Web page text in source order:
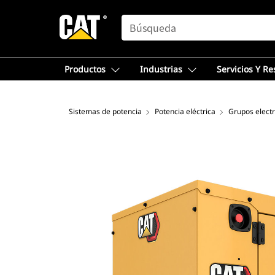
SEARCH
Productos Industrias Servicios Y
Sistemas de potencia Potencia eléctrica Grupos